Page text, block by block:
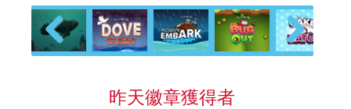
Previous Next
昨天徽章獲得者